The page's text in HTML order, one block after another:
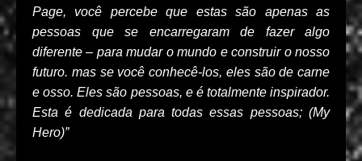
Page, você percebe que estas são apenas as
pessoas que se encarregaram de fazer algo
diferente – para mudar o mundo e construir o nosso
futuro. mas se você conhecê-los, eles são de carne
e osso. Eles são pessoas, e é totalmente inspirador.
Esta é dedicada para todas essas pessoas; (My
Hero)”